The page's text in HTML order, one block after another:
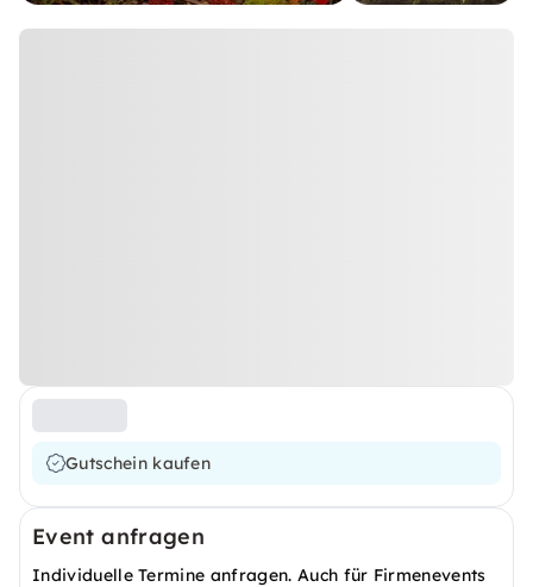
Gutschein kaufen
Event anfragen
Individuelle Termine anfragen. Auch für Firmenevents